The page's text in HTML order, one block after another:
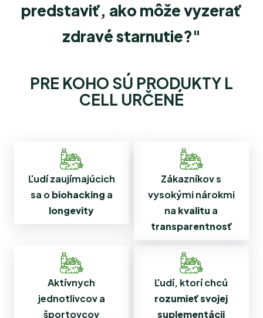
predstaviť, ako môže vyzerať
zdravé starnutie?"
PRE KOHO SÚ PRODUKTY L
CELL URČENÉ
Ľudí zaujímajúcich
sa obiohacking a
longevity
Zákazníkov s
vysokými nárokmi
na kvalitu a
transparentnosť
Aktívnych
jednotlivcov a
športovcov
Ľudí, ktorí chcú
rozumieť svojej
suplementácii